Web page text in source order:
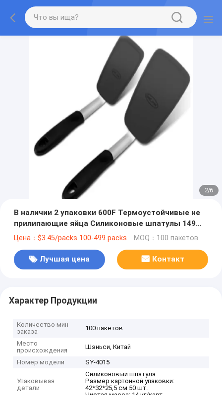
2/6
В наличии 2 упаковки 600F Термоустойчивые не
прилипающие яйца Силиконовые шпатулы 149
115 Г
Цена：$3.45/packs 100-499 packs MOQ：100 пакетов
Лучшая цена Контакт
Характер Продукции
Количество мин
заказа
100 пакетов
Место
происхождения
Шэньси, Китай
Номер модели SY-4015
Упаковывая
детали
Силиконовый шпатула
Размер картонной упаковки:
42*32*25,5 см 50 шт.